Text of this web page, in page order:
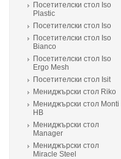
Посетителски стол Iso
Plastic
Посетителски стол Isо
Посетителски стол Isо
Bianco
Посетителски стол Isо
Ergo Mesh
Посетителски стол Isit
Мениджърски стол Riko
Мениджърски стол Monti
HB
Мениджърски стол
Manager
Мениджърски стол
Miracle Steel